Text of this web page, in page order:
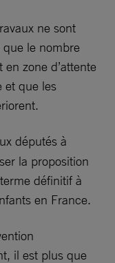
ne sont
le nombre
zone d’attente
et que les
députés à
la proposition
définitif à
en France.
il est plus que